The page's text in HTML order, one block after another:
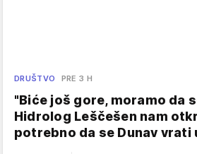
DRUŠTVO PRE 3 H
"Biće još gore, moramo da
Hidrolog Leščešen nam
potrebno da se Dunav vrati